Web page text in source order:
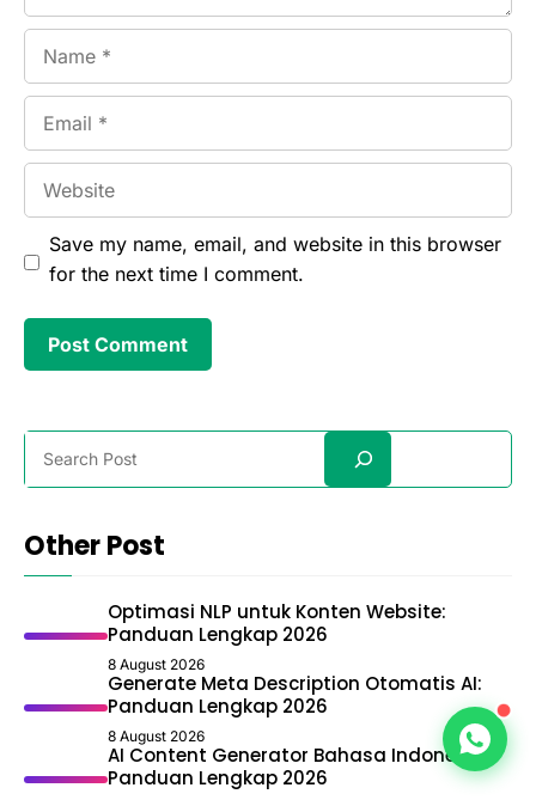
Save my name, email, and website in this browser
for the next time I comment.
Search
Other Post
Optimasi NLP untuk Konten Website:
Panduan Lengkap 2026
8 August 2026
Generate Meta Description Otomatis AI:
Panduan Lengkap 2026
8 August 2026
AI Content Generator Bahasa Indonesia:
Panduan Lengkap 2026